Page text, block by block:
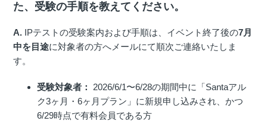
た、受験の手順を教えてください。
A. IPテストの受験案内および手順は、イベント終了後の7月
中を目途に対象者の方へメールにて順次ご連絡いたしま
す。
受験対象者：
2026/6/1〜6/28の期間中に「Santaアル
ク3ヶ月・6ヶ月プラン」に新規申し込みされ、かつ
6/29時点で有料会員である方